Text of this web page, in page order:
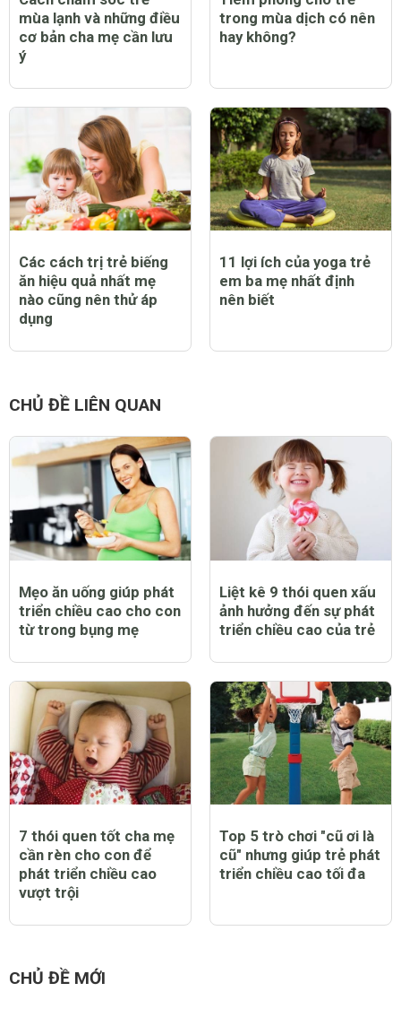
mùa lạnh và những điều
cơ bản cha mẹ cần lưu
ý
trong mùa dịch có nên
hay không?
Các cách trị trẻ biếng
ăn hiệu quả nhất mẹ
nào cũng nên thử áp
dụng
11 lợi ích của yoga trẻ
em ba mẹ nhất định
nên biết
CHỦ ĐỀ LIÊN QUAN
Mẹo ăn uống giúp phát
triển chiều cao cho con
từ trong bụng mẹ
Liệt kê 9 thói quen xấu
ảnh hưởng đến sự phát
triển chiều cao của trẻ
7 thói quen tốt cha mẹ
cần rèn cho con để
phát triển chiều cao
vượt trội
Top 5 trò chơi "cũ ơi là
cũ" nhưng giúp trẻ phát
triển chiều cao tối đa
CHỦ ĐỀ MỚI